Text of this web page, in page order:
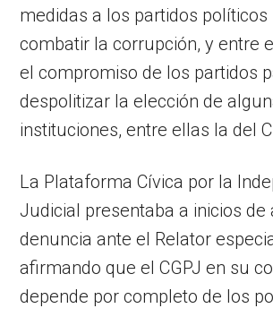
medidas a los partidos políticos
combatir la corrupción, y entre
el compromiso de los partidos
despolitizar la elección de
instituciones, entre ellas la del
La Plataforma Cívica por la
Judicial presentaba a inicios de
denuncia ante el Relator
afirmando que el CGPJ en su
depende por completo de los